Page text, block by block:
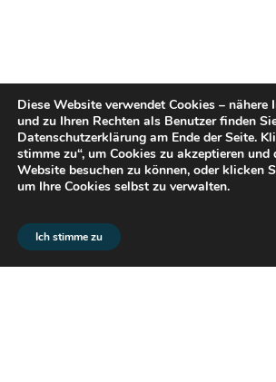
Diese Website verwendet Cookies – nähere
und zu Ihren Rechten als Benutzer finden
Datenschutzerklärung am Ende der Seite.
stimme zu“, um Cookies zu akzeptieren und
Website besuchen zu können, oder klicken
um Ihre Cookies selbst zu verwalten.
Ich stimme zu